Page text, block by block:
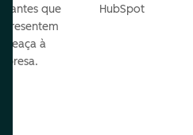
antes que
à
HubSpot